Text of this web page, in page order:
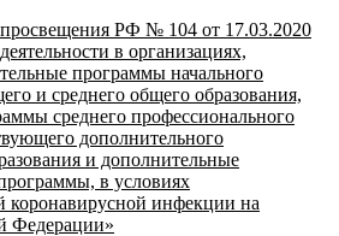
РФ № 104 от 17.03.2020
в организациях,
программы начального
и среднего общего образования,
среднего профессионального
дополнительного
и дополнительные
в условиях
коронавирусной инфекции на
Федерации»